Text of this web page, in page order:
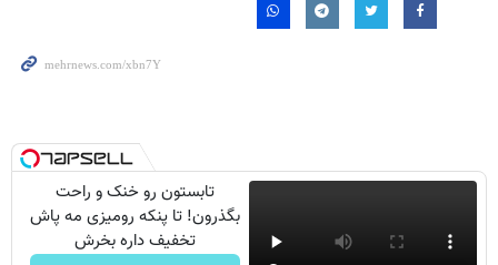
تابستون رو خنک و راحت
بگذرون! تا پنکه رومیزی مه پاش
تخفیف داره بخرش